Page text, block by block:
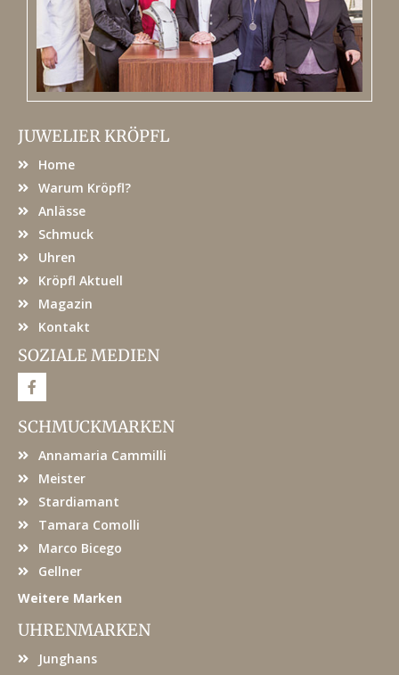
JUWELIER KRÖPFL
Home
Warum Kröpfl?
Anlässe
Schmuck
Uhren
Kröpfl Aktuell
Magazin
Kontakt
SOZIALE MEDIEN
F
a
e
b
o
SCHMUCKMARKEN
Annamaria Cammilli
Meister
Stardiamant
Tamara Comolli
Marco Bicego
Gellner
Weitere Marken
UHRENMARKEN
Junghans